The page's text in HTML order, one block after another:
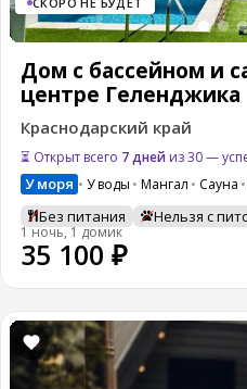
Дом с бассейном и
центре Геленджика
Краснодарский край
⏳ Открыт всего 7 дней из 30 —
У моря У воды Мангал Сауна
Без питания Нельзя с
1 ночь, 1 домик
35 100 ₽